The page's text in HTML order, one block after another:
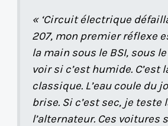
« ‘Circuit électrique
207, mon premier réflexe
la main sous le BSI, sous
voir si c’est humide. C’est
classique. L’eau coule du
brise. Si c’est sec, je teste
l’alternateur. Ces voitures